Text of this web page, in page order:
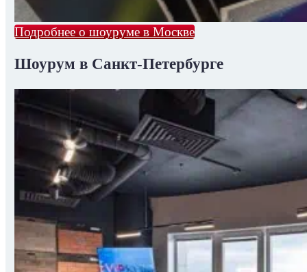
Подробнее о шоуруме в Москве
Шоурум в Санкт-Петербурге